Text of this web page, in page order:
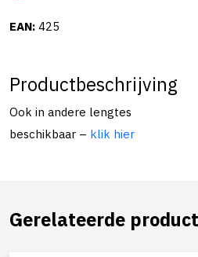
EAN: 425
Productbeschrijving
Ook in andere lengtes
beschikbaar – klik hier
Gerelateerde